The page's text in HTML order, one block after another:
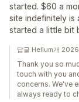
started. $60 a
site indefinitely is
started a little bit
답글 Helium개
Thank you so
touch with you
concerns. We've
always ready to